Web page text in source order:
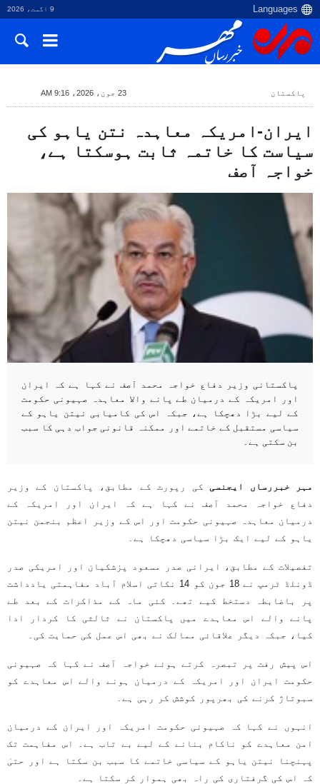
9 اگست، 2026
پاکستان 23 جون، 2026، 9:16 AM
ایران-امریکہ معاہدہ نتن یاہو کی
سیاست کا خاتمہ ثابت ہوسکتا ہے،
خواجہ آصف
پاکستانی وزیر دفاع خواجہ محمد آصف نے کہا ہے کہ ایران
اور امریکہ کے درمیان طے پانے والا معاہدہ صہیونی حکومت
کے لیے بڑا دھچکا ہے، جبکہ اس کی کامیابی نیتن یاہو کے
سیاسی مستقبل کے خاتمے اور ممکنہ قانونی جواب دہی کا سبب
بن سکتی ہے۔
مہر خبررساں ایجنسی
کی رپورٹ کے مطابق، پاکستان کے وزیر
دفاع خواجہ محمد آصف نے کہا ہے کہ ایران اور امریکہ کے
درمیان معاہدہ صہیونی حکومت اور اس کے وزیر اعظم بنجمن نیتن
یاہو کے لیے ایک بڑا سیاسی دھچکا ہے۔
تفصیلات کے مطابق، ایرانی صدر مسعود پزشکیان اور امریکی صدر
ڈونلڈ ٹرمپ نے 18 جون کو 14 نکاتی اسلام آباد مفاہمتی یادداشت
پر باضابطہ دستخط کیے تھے۔ کئی ماہ کے مذاکرات کے بعد طے
پانے والے اس معاہدے میں پاکستان نے ثالثی کا کردار ادا
کیا، جبکہ دیگر علاقائی ممالک نے بھی اس عمل کی حمایت کی۔
اس پیش رفت پر تبصرہ کرتے ہوئے خواجہ آصف نے کہا کہ صہیونی
حکومت ایران اور امریکہ کے درمیان ہونے والے اس معاہدے کو
سبوتاژ کرنے کی بھرپور کوشش کر رہی ہے۔
انہوں نے کہا کہ صہیونی حکومت امریکہ اور ایران کے درمیان
امن معاہدے کو ناکام بنانے کے لیے بے تاب ہے۔ اس مفاہمت تک
پہنچنا نیتن یاہو کے سیاسی خاتمے کا سبب بن سکتا ہے اور حتیٰ
کہ اس کی گرفتاری کی راہ بھی ہموار کر سکتا ہے۔